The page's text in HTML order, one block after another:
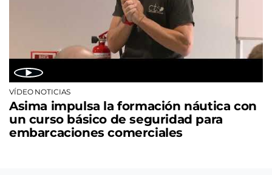
VÍDEO NOTICIAS
Asima impulsa la formación náutica con
un curso básico de seguridad para
embarcaciones comerciales